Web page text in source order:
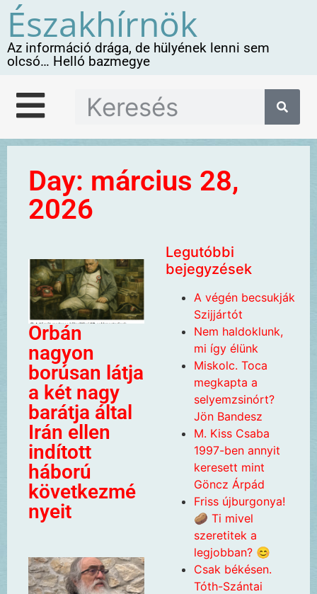
Északhírnök
Az információ drága, de hülyének lenni sem
olcsó… Helló bazmegye
Day: március 28,
2026
Orbán
nagyon
borúsan látja
a két nagy
barátja által
Irán ellen
indított
háború
következmé
nyeit
Legutóbbi
bejegyzések
A végén becsukják
Szijjártót
Nem haldoklunk,
mi így élünk
Miskolc. Toca
megkapta a
selyemzsinórt?
Jön Bandesz
M. Kiss Csaba
1997-ben annyit
keresett mint
Göncz Árpád
Friss újburgonya!
🥔 Ti mivel
szeretitek a
legjobban? 😊
Csak békésen.
Tóth-Szántai